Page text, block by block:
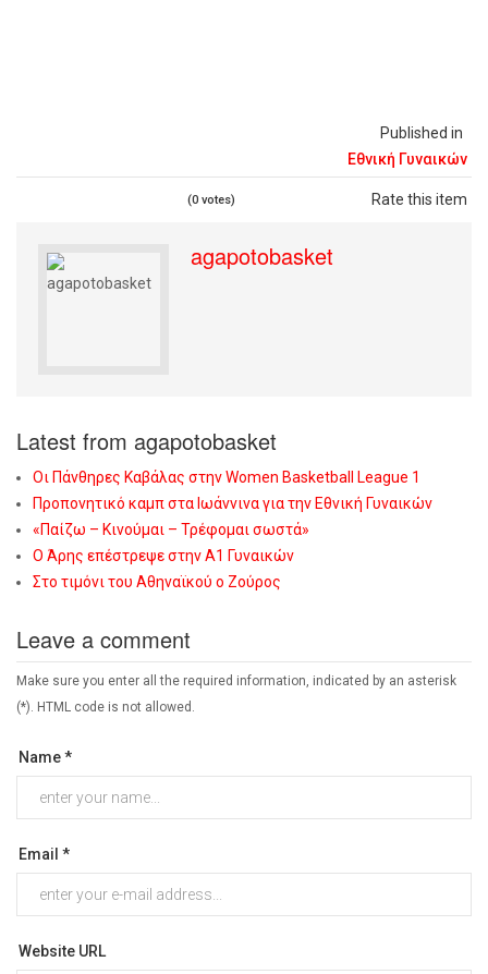
Published in
Εθνική Γυναικών
Rate this item
(0 votes)
agapotobasket
Latest from agapotobasket
Οι Πάνθηρες Καβάλας στην Women Basketball League 1
Προπονητικό καμπ στα Ιωάννινα για την Εθνική Γυναικών
«Παίζω – Κινούμαι – Τρέφομαι σωστά»
Ο Άρης επέστρεψε στην Α1 Γυναικών
Στο τιμόνι του Αθηναϊκού ο Ζούρος
Leave a comment
Make sure you enter all the required information, indicated by an asterisk
(*). HTML code is not allowed.
Name *
Email *
Website URL